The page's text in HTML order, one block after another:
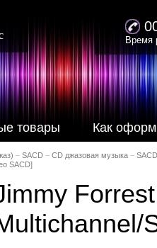
Время
товары Как
– SACD – CD джазовая музыка –
SACD]